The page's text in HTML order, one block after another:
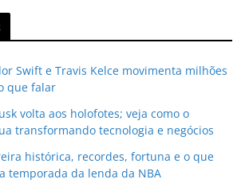
Swift e Travis Kelce movimenta milhões
que falar
volta aos holofotes; veja como o
transformando tecnologia e negócios
histórica, recordes, fortuna e o que
temporada da lenda da NBA